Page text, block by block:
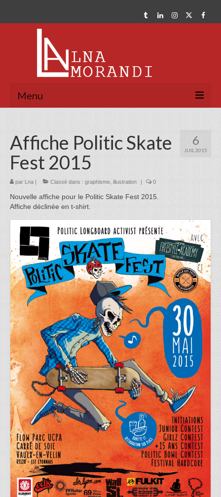
Menu
Graphisme
Portfolio
Webdesign
Graphisme
Vidéo
Illustration
News
A propos
Contact
6
JUIL 2015
Affiche Politic Skate
Fest 2015
par Lna Classé dans : graphisme illustration 0
Nouvelle affiche pour le Politic Skate Fest 2015.
Affiche déclinée en t-shirt.